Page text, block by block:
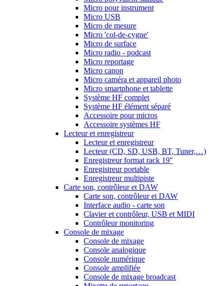
Micro pour instrument
Micro USB
Micro de mesure
Micro 'col-de-cygne'
Micro de surface
Micro radio - podcast
Micro reportage
Micro canon
Micro caméra et appareil photo
Micro smartphone et tablette
Système HF complet
Système HF élément séparé
Accessoire pour micros
Accessoire systèmes HF
Lecteur et enregistreur
Lecteur et enregistreur
Lecteur (CD, SD, USB, BT, Tuner,…)
Enregistreur format rack 19''
Enregistreur portable
Enregistreur multipiste
Carte son, contrôleur et DAW
Carte son, contrôleur et DAW
Interface audio - carte son
Clavier et contrôleur, USB et MIDI
Contrôleur monitoring
Console de mixage
Console de mixage
Console analogique
Console numérique
Console amplifiée
Console de mixage broadcast